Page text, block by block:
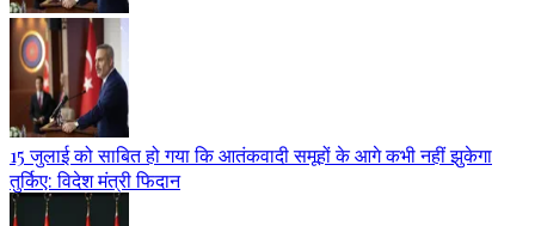
15 जुलाई को साबित हो गया कि आतंकवादी समूहों के आगे कभी नहीं झुकेगा
तुर्किए: विदेश मंत्री फिदान